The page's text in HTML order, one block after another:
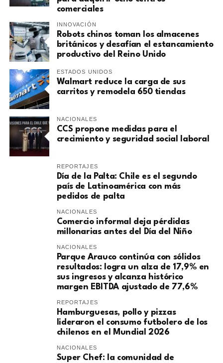
comerciales
INNOVACIÓN
Robots chinos toman los almacenes
británicos y desafían el estancamiento
productivo del Reino Unido
ESTADOS UNIDOS
Walmart reduce la carga de sus
carritos y remodela 650 tiendas
NACIONALES
CCS propone medidas para el
crecimiento y seguridad social laboral
REPORTAJES
Día de la Palta: Chile es el segundo
país de Latinoamérica con más
pedidos de palta
NACIONALES
Comercio informal deja pérdidas
millonarias antes del Día del Niño
NACIONALES
Parque Arauco continúa con sólidos
resultados: logra un alza de 17,9% en
sus ingresos y alcanza histórico
margen EBITDA ajustado de 77,6%
REPORTAJES
Hamburguesas, pollo y pizzas
lideraron el consumo futbolero de los
chilenos en el Mundial 2026
NACIONALES
Super Chef: la comunidad de